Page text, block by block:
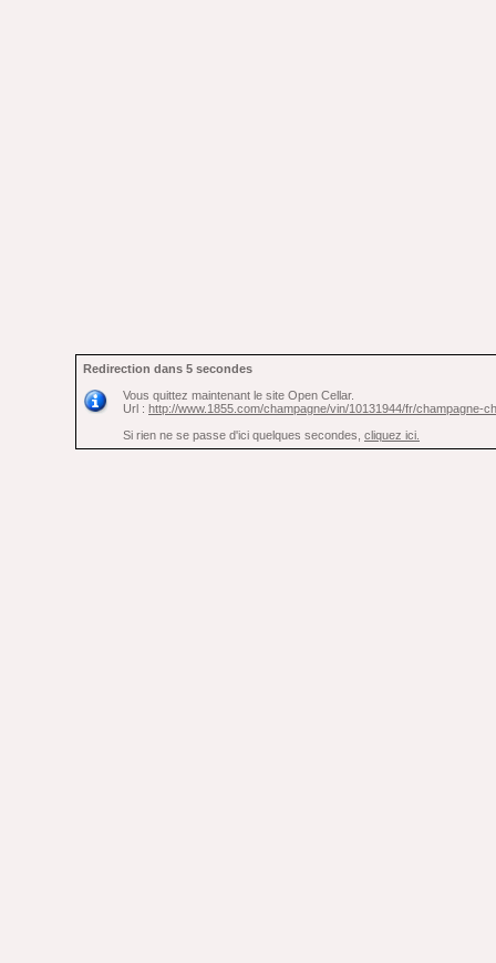
Redirection dans 5 secondes
Vous quittez maintenant le site Open Cellar.
Url : http://www.1855.com/champagne/vin/10131944/fr/champagne-
Si rien ne se passe d'ici quelques secondes, cliquez ici.